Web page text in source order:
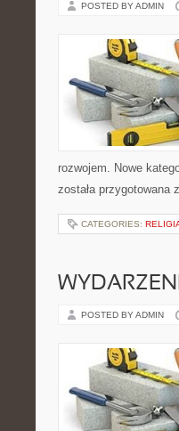
POSTED BY ADMIN
rozwojem. Nowe
została
CATEGORIES:
POSTED BY ADMIN